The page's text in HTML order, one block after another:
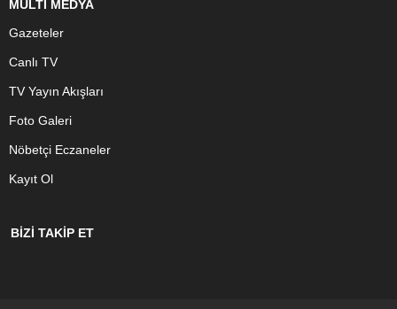
MULTİ MEDYA
Gazeteler
Canlı TV
TV Yayın Akışları
Foto Galeri
Nöbetçi Eczaneler
Kayıt Ol
BİZİ TAKİP ET